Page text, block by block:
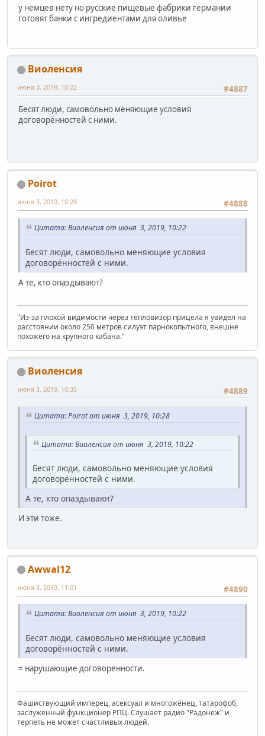
у немцев нету но русские пищевые фабрики германии
готовят банки с ингредиентами для оливье
Виоленсия
#4887
июня 3, 2019, 10:22
Бесят люди, самовольно меняющие условия
договорённостей с ними.
Poirot
#4888
июня 3, 2019, 10:28
Цитата: Виоленсия от июня 3, 2019, 10:22
Бесят люди, самовольно меняющие условия
договорённостей с ними.
А те, кто опаздывают?
"Из-за плохой видимости через тепловизор прицела я увидел на
расстоянии около 250 метров силуэт парнокопытного, внешне
похожего на крупного кабана."
Виоленсия
#4889
июня 3, 2019, 10:35
Цитата: Poirot от июня 3, 2019, 10:28
Цитата: Виоленсия от июня 3, 2019, 10:22
Бесят люди, самовольно меняющие условия
договорённостей с ними.
А те, кто опаздывают?
И эти тоже.
Awwal12
#4890
июня 3, 2019, 11:01
Цитата: Виоленсия от июня 3, 2019, 10:22
Бесят люди, самовольно меняющие условия
договорённостей с ними.
= нарушающие договоренности.
Фашиствующий имперец, асексуал и многожёнец, татарофоб,
заслуженный функционер РПЦ. Слушает радио "Радонеж" и
терпеть не может счастливых людей.